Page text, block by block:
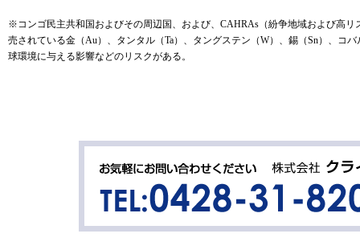
※コンゴ民主共和国およびその周辺国、および、CAHRAs（紛争地域および高
売されている金（Au）、タンタル（Ta）、タングステン（W）、錫（Sn）、コ
球環境に与える影響などのリスクがある。